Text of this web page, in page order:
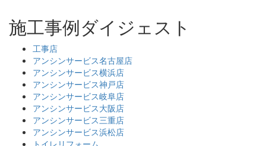
施工事例ダイジェスト
工事店
アンシンサービス名古屋店
アンシンサービス横浜店
アンシンサービス神戸店
アンシンサービス岐阜店
アンシンサービス大阪店
アンシンサービス三重店
アンシンサービス浜松店